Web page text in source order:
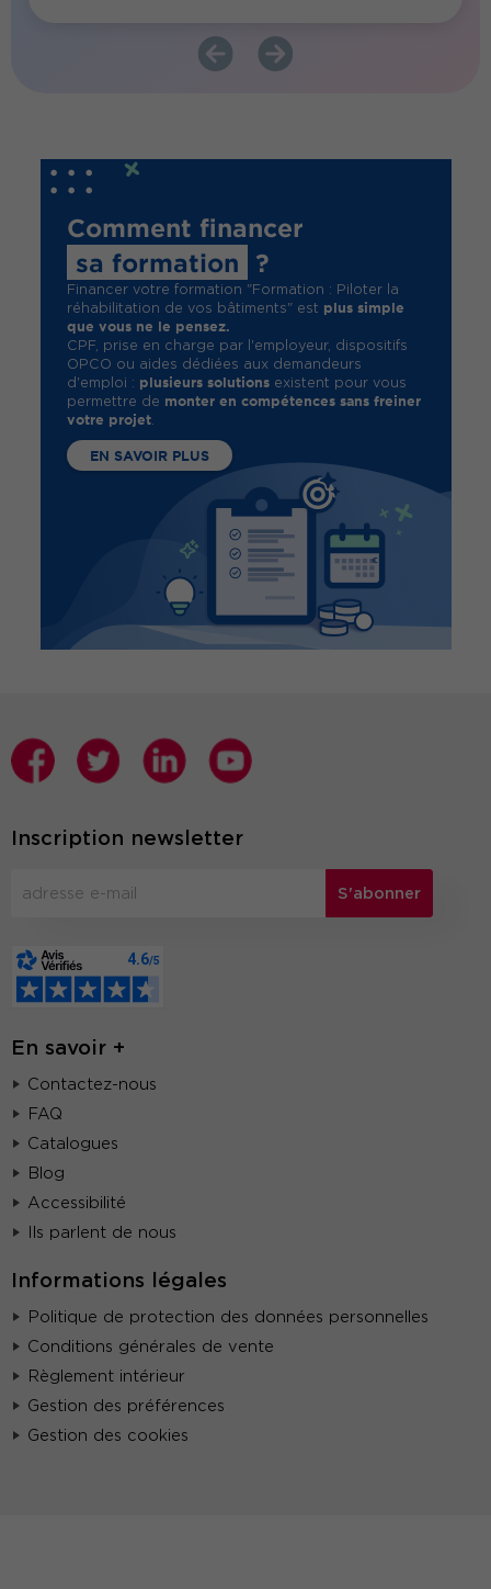
Comment financer
sa formation
?
Financer votre formation "Formation : Piloter la
réhabilitation de vos bâtiments" est plus simple
que vous ne le pensez.
CPF, prise en charge par l'employeur, dispositifs
OPCO ou aides dédiées aux demandeurs
d'emploi : plusieurs solutionsexistent pour vous
permettre de monter en compétences sans freiner
votre projet.
EN SAVOIR PLUS
Inscription newsletter
S'abonner
En savoir +
Contactez-nous
FAQ
Catalogues
Blog
Accessibilité
Ils parlent de nous
Informations légales
Politique de protection des données personnelles
Conditions générales de vente
Règlement intérieur
Gestion des préférences
Gestion des cookies